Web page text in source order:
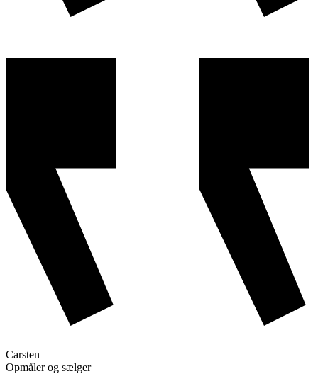
Carsten
Opmåler og sælger